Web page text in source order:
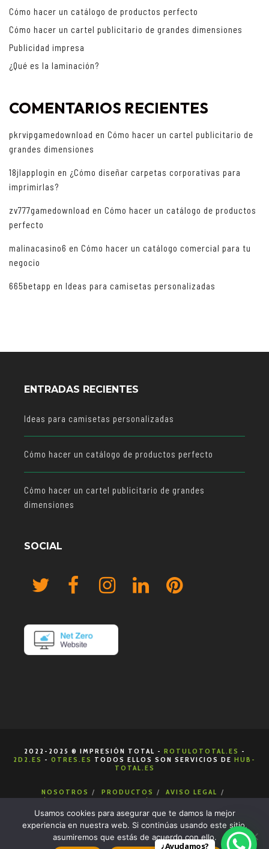
Cómo hacer un catálogo de productos perfecto
Cómo hacer un cartel publicitario de grandes dimensiones
Publicidad impresa
¿Qué es la laminación?
COMENTARIOS RECIENTES
pkrvipgamedownload en Cómo hacer un cartel publicitario de
grandes dimensiones
18jlapplogin en ¿Cómo diseñar carpetas corporativas para
imprimirlas?
zv777gamedownload en Cómo hacer un catálogo de productos
perfecto
malinacasino6 en Cómo hacer un catálogo comercial para tu
negocio
665betapp en Ideas para camisetas personalizadas
ENTRADAS RECIENTES
Ideas para camisetas personalizadas
Cómo hacer un catálogo de productos perfecto
Cómo hacer un cartel publicitario de grandes
dimensiones
SOCIAL
2022-2025 ® IMPRESIÓN TOTAL - ROTULOTOTAL.ES -
2D2.ES - 0TRES.ES TODOS ELLOS SON SERVICIOS DE HUB-
TOTAL.ES
NOSOTROS PRODUCTOS
AVISO LEGAL
POLÍTICA DE COOKIES
POLÍTICA DE PRIVACIDAD
CONDICIONES DE VENTA
CONTACTA
¿Ayudamos?
Usamos cookies para asegurar que te damos la mejor
experiencia en nuestra web. Si continúas usando este sitio,
asumiremos que estás de acuerdo con ello.